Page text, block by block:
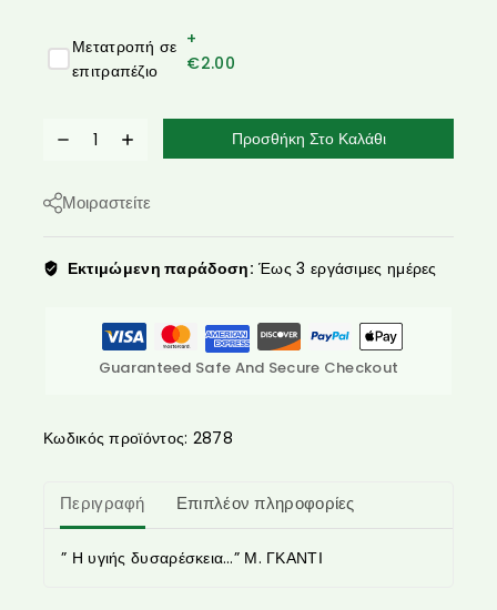
Μετατροπή σε
επιτραπέζιο
+
€2.00
Προσθήκη Στο Καλάθι
Μοιραστείτε
Εκτιμώμενη παράδοση: Έως 3 εργάσιμες ημέρες
Guaranteed Safe And Secure Checkout
Κωδικός προϊόντος: 2878
Περιγραφή Επιπλέον πληροφορίες
” Η υγιής δυσαρέσκεια…” Μ. ΓΚΑΝΤΙ